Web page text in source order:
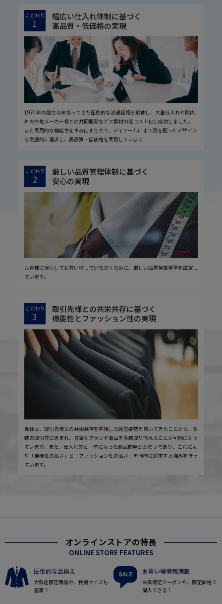
こだわり
1
幅広い仕入れ体制に基づく
高品質・低価格の実現
1974年の設立以来培ってきた圧倒的な流通経路を駆使し、大量仕入れや国内
外の生地メーカー様との共同開発などで素材の低コスト化に成功しました。
また実用的な機能性を生み出す仕立て、ディテールにまで気を配ったデザイン
を徹底的に追求し、高品質・低価格を実現しています
こだわり
2
厳しい品質管理体制に基づく
安心の実現
お客様に安心してお買い物していただくために、厳しい品質検査基準を設定し
ています。
こだわり
3
取引先様との共栄共存に基づく
機能性とファッション性の実現
当社は、取引先様との共栄共存を重視した経営姿勢を貫いてきたことから、多
数の取引先に恵まれ、豊富なブランド商品を多数取り揃えることが可能になっ
ています。また、仕入れ先と一体になった商品開発がかのうであり、これによ
り「機能性の高さ」と「ファッション性の高さ」を同時に追求する強みを持っ
ています。
オンラインストアの特長
ONLINE STORE FEATURES
圧倒的な品揃え
大型店限定商品や、特別サイズも
豊富！
お買い得情報満載
会員限定クーポンや、限定価格で
購入できる！